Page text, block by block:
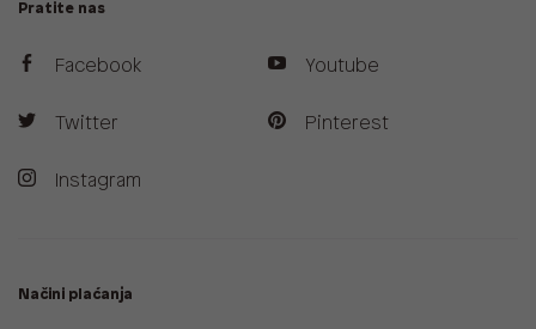
Pratite nas
Facebook
Twitter
Instagram
Youtube
Pinterest
Načini plaćanja